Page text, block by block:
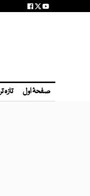
صفحۂ اول تازہ